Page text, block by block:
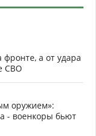
а от удара
СВО
оружием»:
- военкоры бьют